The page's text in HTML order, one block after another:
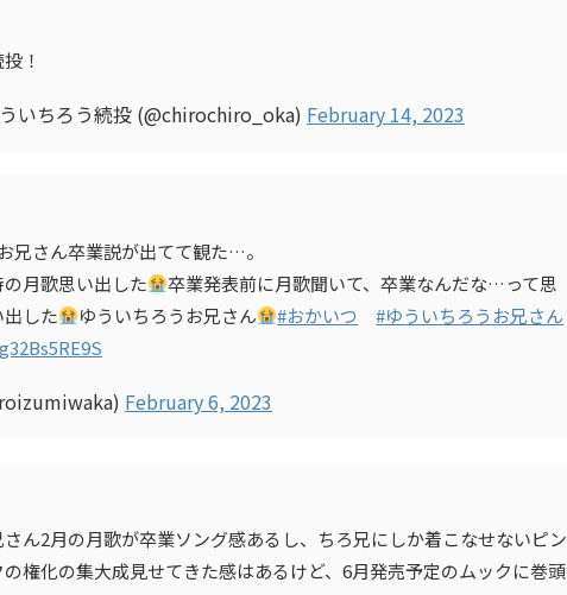
！
いちろう続投 (@chirochiro_oka) February 14, 2023
兄さん卒業説が出てて観た…。
月歌思い出した
卒業発表前に月歌聞いて、卒業なんだな…って思
した
ゆういちろうお兄さん #おかいつ
#ゆういちろうお兄さん
February 6, 2023
ん2月の月歌が卒業ソング感あるし、ちろ兄にしか着こなせないピン
権化の集大成見せてきた感はあるけど、6月発売予定のムックに巻頭